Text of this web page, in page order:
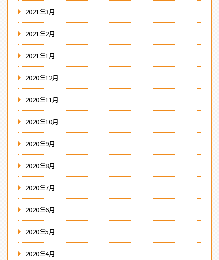
2021年3月
2021年2月
2021年1月
2020年12月
2020年11月
2020年10月
2020年9月
2020年8月
2020年7月
2020年6月
2020年5月
2020年4月